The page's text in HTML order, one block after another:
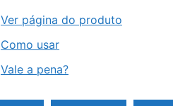
Ver página do produto
Como usar
Vale a pena?